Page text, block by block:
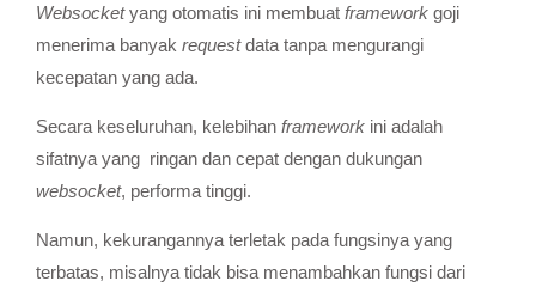
Websocketyang otomatis ini membuat framework goji
menerima banyak requestdata tanpa mengurangi
kecepatan yang ada.
Secara keseluruhan, kelebihan framework ini adalah
sifatnya yang ringan dan cepat dengan dukungan
websocket, performa tinggi.
Namun, kekurangannya terletak pada fungsinya yang
terbatas, misalnya tidak bisa menambahkan fungsi dari